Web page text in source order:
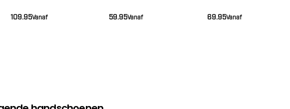
Vanaf
109.95 Vanaf
59.95 Vanaf
69.95